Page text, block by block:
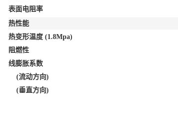
表面电阻率
热性能
热变形温度 (1.8Mpa)
阻燃性
线膨胀系数
(流动方向)
(垂直方向)